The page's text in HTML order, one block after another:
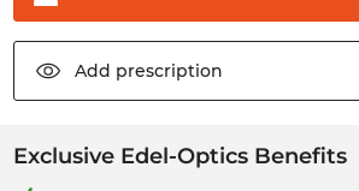
Add prescription
Exclusive Edel-Optics Benefits